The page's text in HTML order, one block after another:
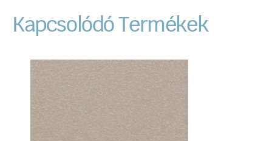
Kapcsolódó Termékek